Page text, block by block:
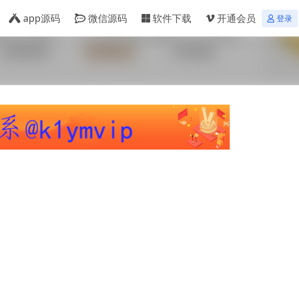
app源码 微信源码 软件下载 开通会员 登录